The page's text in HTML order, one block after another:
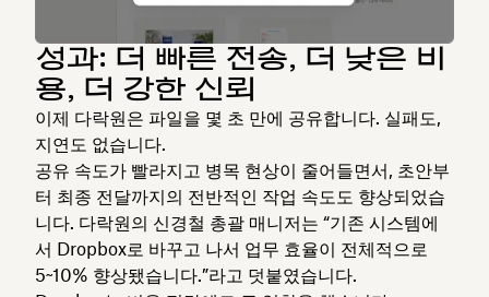
성과: 더 빠른 전송, 더 낮은 비
용, 더 강한 신뢰
이제 다락원은 파일을 몇 초 만에 공유합니다. 실패도,
지연도 없습니다.
공유 속도가 빨라지고 병목 현상이 줄어들면서, 초안부
터 최종 전달까지의 전반적인 작업 속도도 향상되었습
니다. 다락원의 신경철 총괄 매니저는 “기존 시스템에
서 Dropbox로 바꾸고 나서 업무 효율이 전체적으로
5~10% 향상됐습니다.”라고 덧붙였습니다.